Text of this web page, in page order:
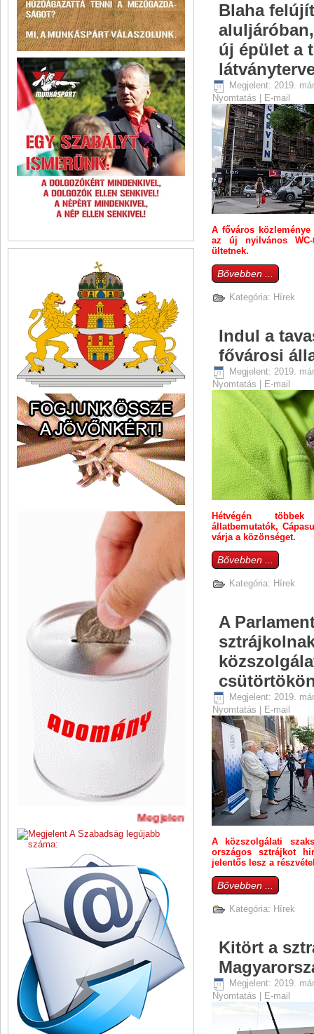
Megjelent A Szabadság legújabb
Blaha
új épület a
Megjelent: 2019.
Nyomtatás
E-mail
A főváros
az új nyilvános
ültetnek.
Bővebben ...
Kategória: Hírek
Indul a
fővárosi
Megjelent: 2019.
Nyomtatás
E-mail
Hétvégén
állatbemutatók,
várja a közönséget.
Bővebben ...
Kategória: Hírek
A
Megjelent: 2019.
Nyomtatás
E-mail
A közszolgálati
országos sztrájkot
jelentős lesz a
Bővebben ...
Kategória: Hírek
Kitört a
Megjelent: 2019.
Nyomtatás
E-mail